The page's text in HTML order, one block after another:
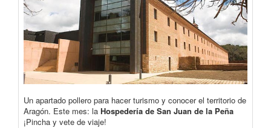
Un apartado pollero para hacer turismo y conocer el territorio de
Aragón. Este mes: la Hospedería de San Juan de la Peña
¡Pincha y vete de viaje!